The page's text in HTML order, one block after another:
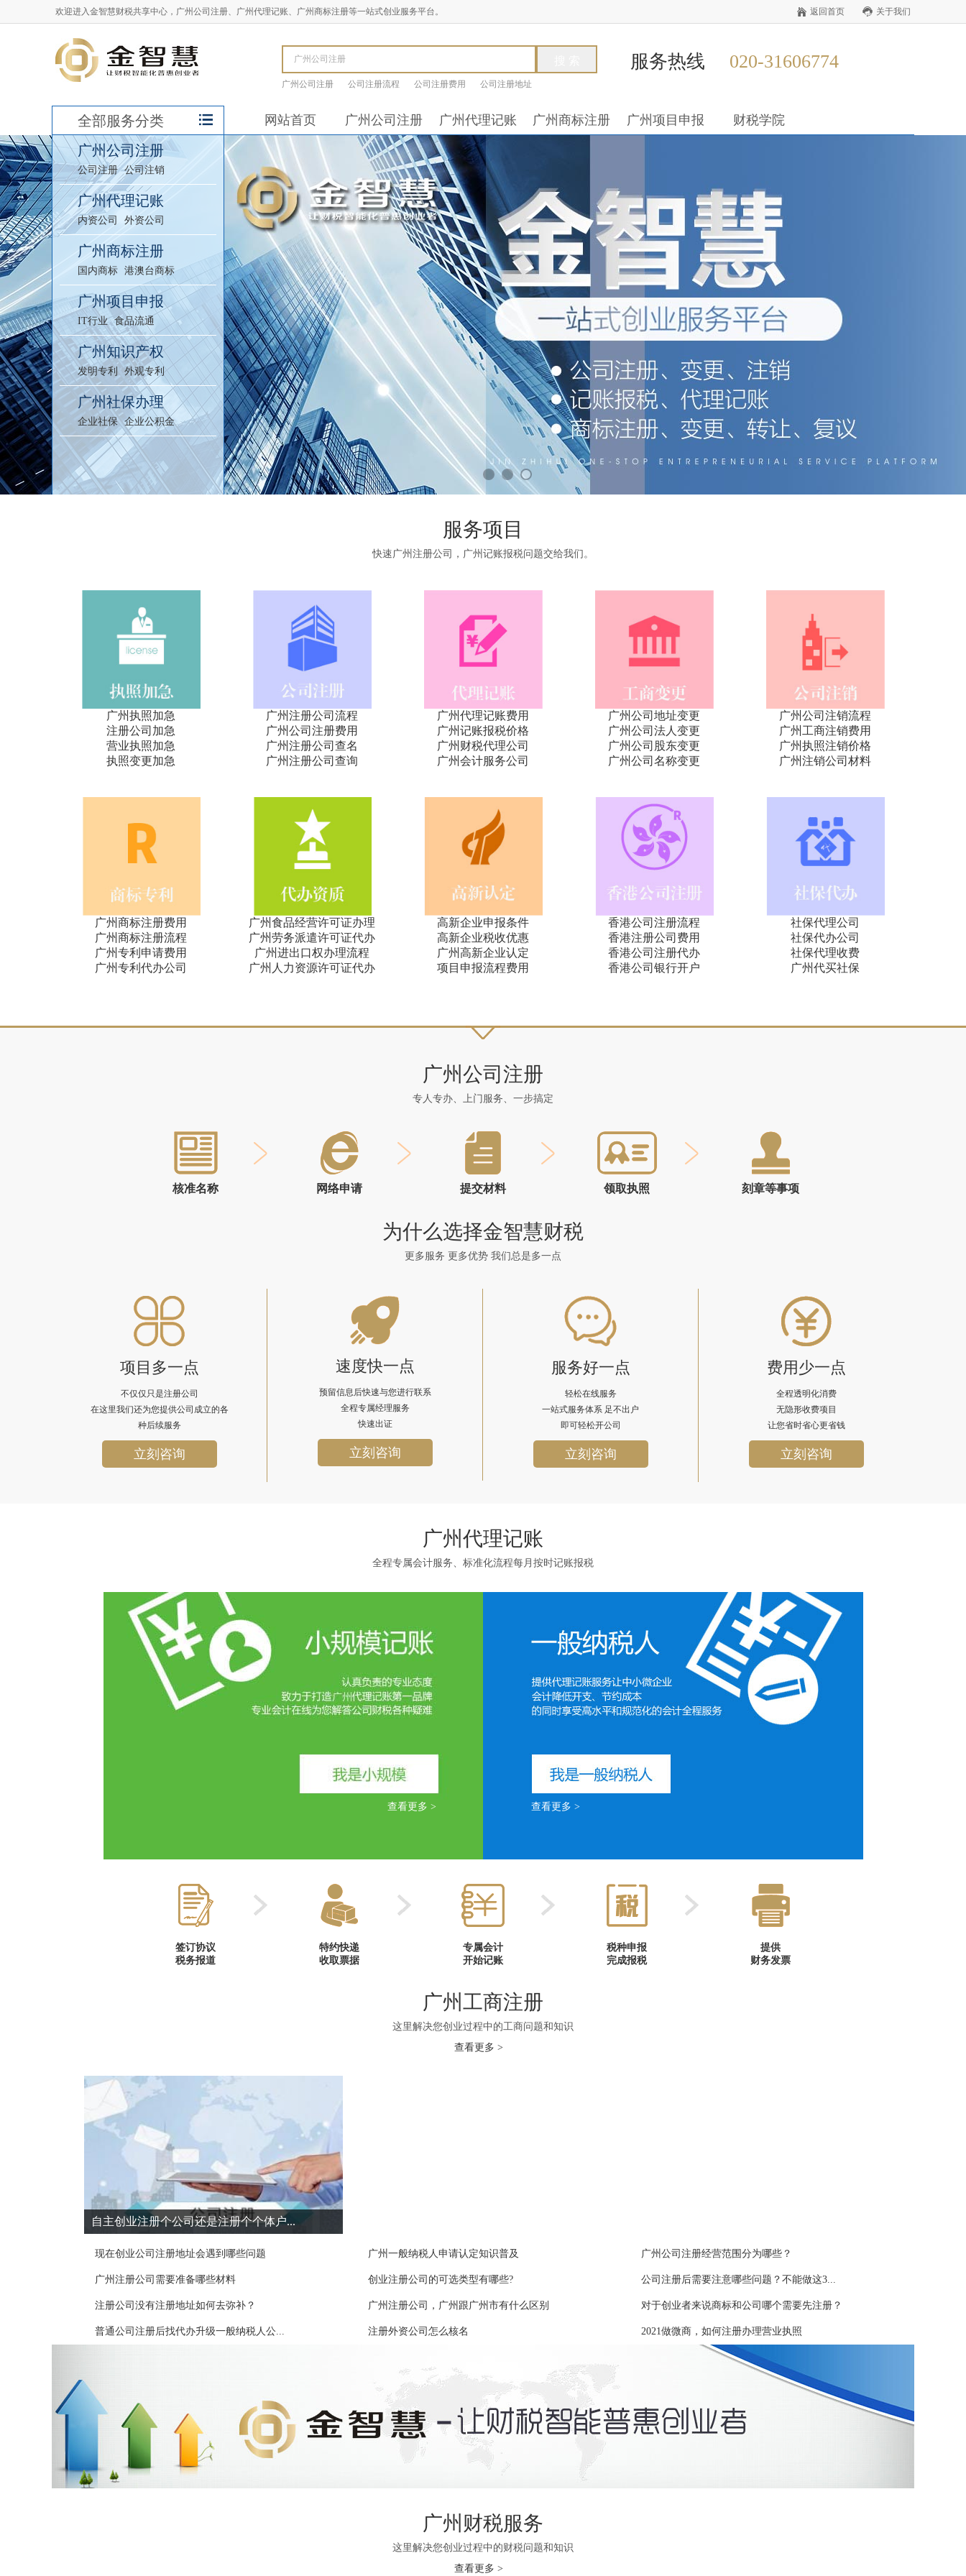
欢迎进入金智慧财税共享中心，广州公司注册、广州代理记账、广州商标注册等一站式创业服务平台。 返回首页 关于我们
广州公司注册 公司注册流程 公司注册费用 公司注册地址
服务热线 020-31606774
网站首页 广州公司注册 广州代理记账 广州商标注册 广州项目申报 财税学院
全部服务分类
广州公司注册
公司注册 公司注销
广州代理记账
内资公司 外资公司
广州商标注册
国内商标 港澳台商标
广州项目申报
IT行业 食品流通
广州知识产权
发明专利 外观专利
广州社保办理
企业社保 企业公积金
服务项目
快速广州注册公司，广州记账报税问题交给我们。
广州执照加急
注册公司加急
营业执照加急
执照变更加急
广州注册公司流程
广州公司注册费用
广州注册公司查名
广州注册公司查询
广州代理记账费用
广州记账报税价格
广州财税代理公司
广州会计服务公司
广州公司地址变更
广州公司法人变更
广州公司股东变更
广州公司名称变更
广州公司注销流程
广州工商注销费用
广州执照注销价格
广州注销公司材料
广州商标注册费用
广州商标注册流程
广州专利申请费用
广州专利代办公司
广州食品经营许可证办理
广州劳务派遣许可证代办
广州进出口权办理流程
广州人力资源许可证代办
高新企业申报条件
高新企业税收优惠
广州高新企业认定
项目申报流程费用
香港公司注册流程
香港注册公司费用
香港公司注册代办
香港公司银行开户
社保代理公司
社保代办公司
社保代理收费
广州代买社保
广州公司注册
专人专办、上门服务、一步搞定
核准名称 网络申请 提交材料 领取执照 刻章等事项
为什么选择金智慧财税
更多服务 更多优势 我们总是多一点
项目多一点
不仅仅只是注册公司
在这里我们还为您提供公司成立的各
种后续服务
立刻咨询
速度快一点
预留信息后快速与您进行联系
全程专属经理服务
快速出证
立刻咨询
服务好一点
轻松在线服务
一站式服务体系 足不出户
即可轻松开公司
立刻咨询
费用少一点
全程透明化消费
无隐形收费项目
让您省时省心更省钱
立刻咨询
广州代理记账
全程专属会计服务、标准化流程每月按时记账报税
查看更多 > 查看更多 >
签订协议
税务报道
特约快递
收取票据
专属会计
开始记账
税种申报
完成报税
提供
财务发票
广州工商注册
这里解决您创业过程中的工商问题和知识
查看更多 >
自主创业注册个公司​还是注册个个体户...
现在创业公司注册地址会遇到哪些问题
广州注册公司需要准备哪些材料
注册公司没有注册地址如何去弥补？
普通公司注册后找代办升级一般纳税人公...
广州一般纳税人申请认定知识普及
创业注册公司的可选类型有哪些?
广州注册公司，广州跟广州市有什么区别
注册外资公司怎么核名
广州公司注册经营范围分为哪些？
公司注册后需要注意哪些问题？不能做这3...
对于创业者来说商标和公司哪个需要先注册？
2021做微商，如何注册办理营业执照
广州财税服务
这里解决您创业过程中的财税问题和知识
查看更多 >